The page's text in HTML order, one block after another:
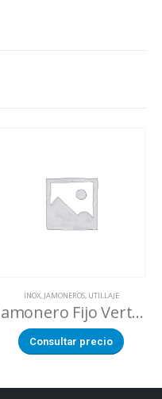
INOX, JAMONEROS, UTILLAJE
Jamonero Fijo Vertical Inox.
Consultar precio